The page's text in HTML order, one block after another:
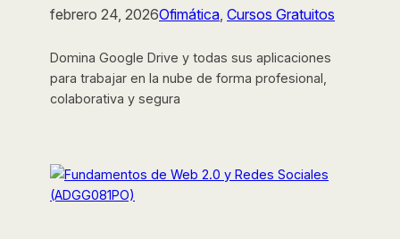
febrero 24, 2026Ofimática Cursos Gratuitos
Domina Google Drive y todas sus aplicaciones
para trabajar en la nube de forma profesional,
colaborativa y segura